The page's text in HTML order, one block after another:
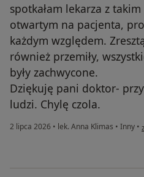
spotkałam lekarza z
otwartym na pacjenta,
każdym względem.
również przemiły,
były zachwycone.
Dziękuję pani doktor-
ludzi. Chylę czola.
2 lipca 2026 • lek. Anna Klimas • Inny •